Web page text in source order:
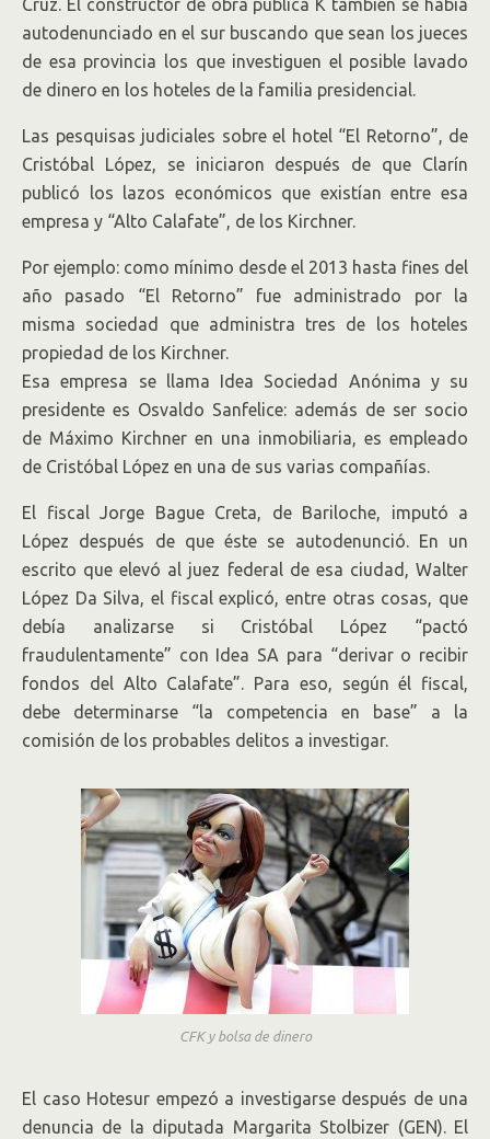
Cruz. El constructor de obra pública K también se había
autodenunciado en el sur buscando que sean los jueces
de esa provincia los que investiguen el posible lavado
de dinero en los hoteles de la familia presidencial.
Las pesquisas judiciales sobre el hotel “El Retorno”, de
Cristóbal López, se iniciaron después de que Clarín
publicó los lazos económicos que existían entre esa
empresa y “Alto Calafate”, de los Kirchner.
Por ejemplo: como mínimo desde el 2013 hasta fines del
año pasado “El Retorno” fue administrado por la
misma sociedad que administra tres de los hoteles
propiedad de los Kirchner.
Esa empresa se llama Idea Sociedad Anónima y su
presidente es Osvaldo Sanfelice: además de ser socio
de Máximo Kirchner en una inmobiliaria, es empleado
de Cristóbal López en una de sus varias compañías.
El fiscal Jorge Bague Creta, de Bariloche, imputó a
López después de que éste se autodenunció. En un
escrito que elevó al juez federal de esa ciudad, Walter
López Da Silva, el fiscal explicó, entre otras cosas, que
debía analizarse si Cristóbal López “pactó
fraudulentamente” con Idea SA para “derivar o recibir
fondos del Alto Calafate”. Para eso, según él fiscal,
debe determinarse “la competencia en base” a la
comisión de los probables delitos a investigar.
CFK y bolsa de dinero
El caso Hotesur empezó a investigarse después de una
denuncia de la diputada Margarita Stolbizer (GEN). El